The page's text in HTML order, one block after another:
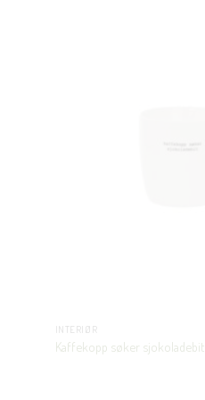
INTERIØR
Kaffekopp søker sjokoladebit